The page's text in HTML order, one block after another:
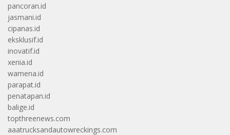
pancoran.id
jasmani.id
cipanas.id
eksklusif.id
inovatif.id
xenia.id
wamena.id
parapat.id
penatapan.id
balige.id
topthreenews.com
aaatrucksandautowreckings.com